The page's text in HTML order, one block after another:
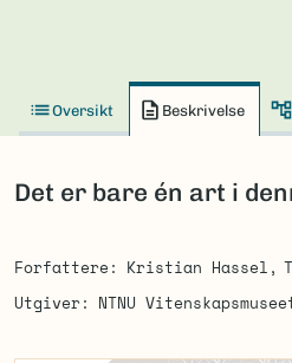
Oversikt Beskrivelse
Det er bare én art i
Forfattere Kristian Hassel
Utgiver
NTNU